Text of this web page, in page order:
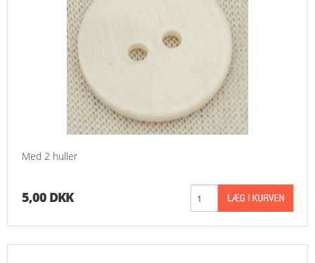
Med 2 huller
5,00 DKK